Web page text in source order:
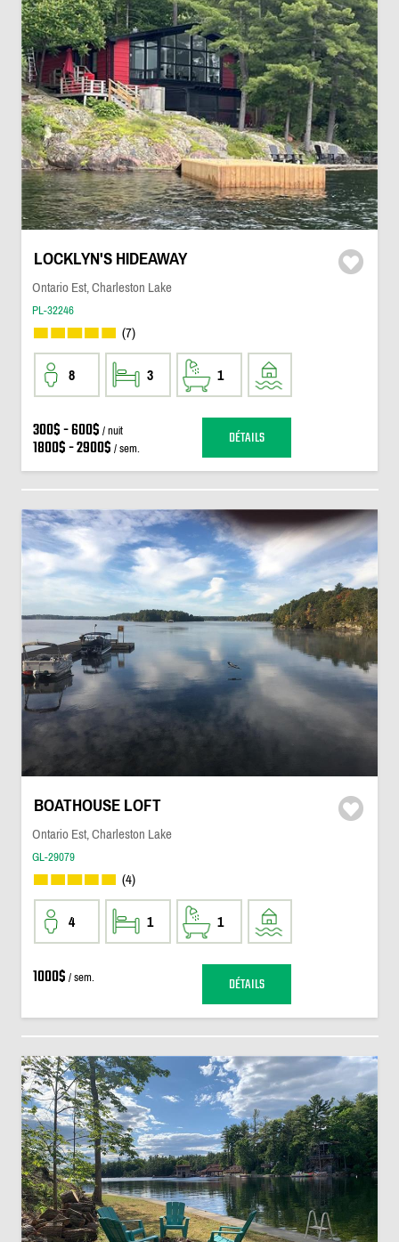
LOCKLYN'S HIDEAWAY
Ontario Est, Charleston Lake
PL-32246
(7)
8 3 1
300$ - 600$ / nuit
1800$ - 2900$ / sem. DÉTAILS
BOATHOUSE LOFT
Ontario Est, Charleston Lake
GL-29079
(4)
4 1 1
1000$ / sem. DÉTAILS